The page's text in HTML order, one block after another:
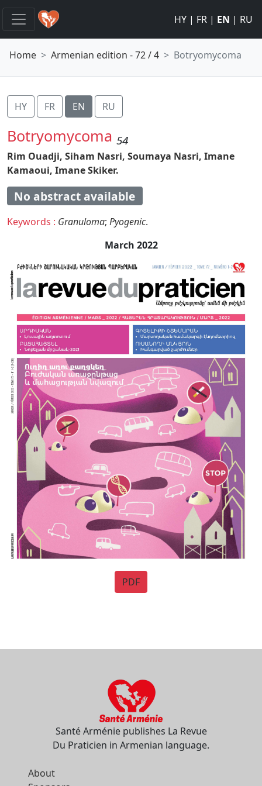
HY | FR | EN | RU
Home Armenian edition - 72 / 4 Botryomycoma
HY FR EN RU
Botryomycoma 54
Rim Ouadji, Siham Nasri, Soumaya Nasri, Imane
Kamaoui, Imane Skiker.
No abstract available
Keywords : Granuloma; Pyogenic.
March 2022
PDF
Santé Arménie publishes La Revue
Du Praticien in Armenian language.
About